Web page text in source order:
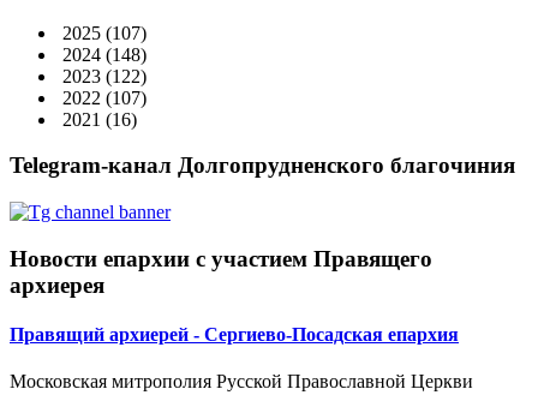
2025 (107)
2024 (148)
2023 (122)
2022 (107)
2021 (16)
Telegram-канал Долгопрудненского благочиния
Новости епархии с участием Правящего
архиерея
Правящий архиерей - Сергиево-Посадская епархия
Московская митрополия Русской Православной Церкви